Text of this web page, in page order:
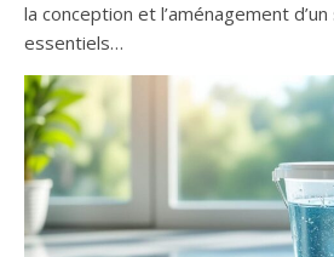
la conception et l’aménagement
essentiels…